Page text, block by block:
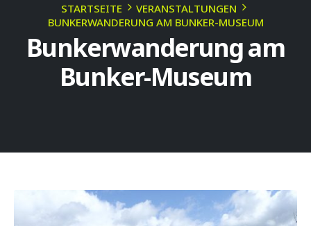
STARTSEITE
VERANSTALTUNGEN
BUNKERWANDERUNG AM BUNKER-MUSEUM
Bunkerwanderung am
Bunker-Museum